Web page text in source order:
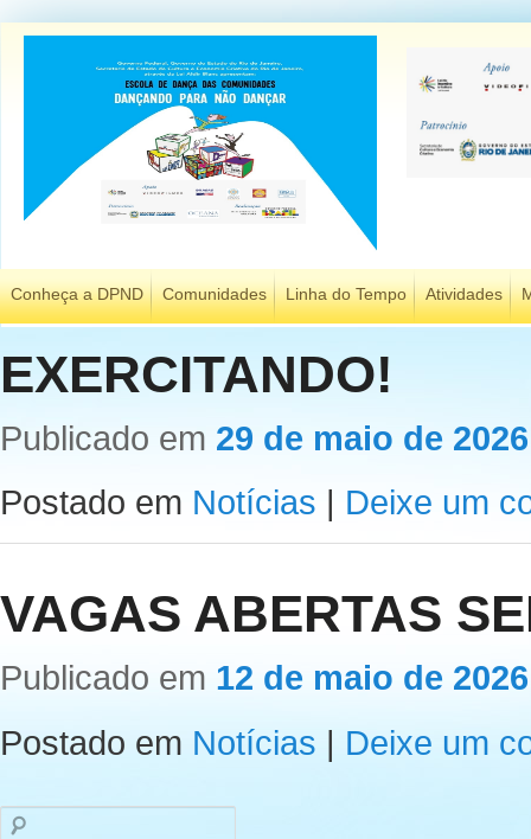
Conheça a DPND Comunidades Linha do Tempo Atividades
EXERCITANDO!
Publicado em 29 de maio de 2026
Postado em Notícias | Deixe um
VAGAS ABERTAS
Publicado em 12 de maio de 2026
Postado em Notícias | Deixe um
Pesquisar
por: